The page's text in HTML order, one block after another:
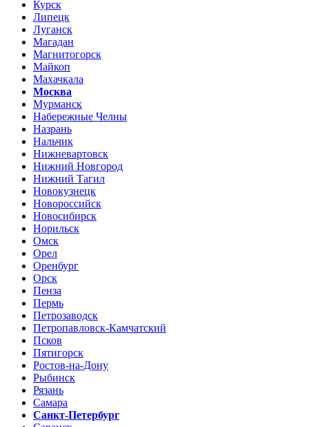
Курск
Липецк
Луганск
Магадан
Магнитогорск
Майкоп
Махачкала
Москва
Мурманск
Набережные Челны
Назрань
Нальчик
Нижневартовск
Нижний Новгород
Нижний Тагил
Новокузнецк
Новороссийск
Новосибирск
Норильск
Омск
Орел
Оренбург
Орск
Пенза
Пермь
Петрозаводск
Петропавловск-Камчатский
Псков
Пятигорск
Ростов-на-Дону
Рыбинск
Рязань
Самара
Санкт-Петербург